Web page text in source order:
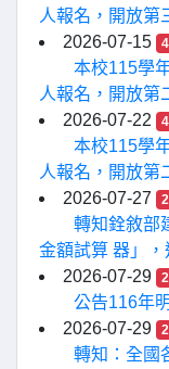
人報名，開放第
2026-07-15
本校115學
人報名，開放第
2026-07-22
本校115學
人報名，開放第
2026-07-27
轉知銓敘部
金額試算 器」，
2026-07-29
公告116年
2026-07-29
轉知：全國